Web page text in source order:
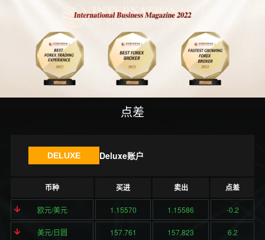
点差
DELUXE Deluxe账户
币种 买进 卖出 点差
欧元/美元 1.15570 1.15586 -0.2
美元/日圆 157.761 157.823 6.2